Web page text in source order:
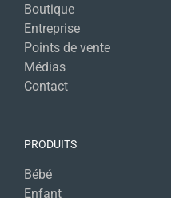
Boutique
Entreprise
Points de vente
Médias
Contact
PRODUITS
Bébé
Enfant